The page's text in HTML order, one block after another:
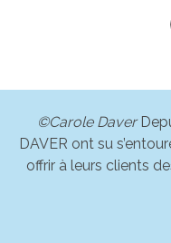
©Carole Daver
DAVER ont su
offrir à leurs clients